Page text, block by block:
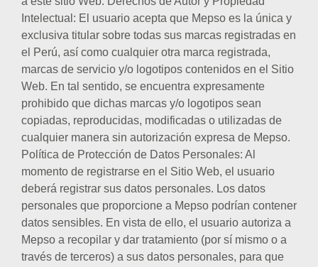
Intelectual: El usuario acepta que Mepso es la única y
exclusiva titular sobre todas sus marcas registradas en
el Perú, así como cualquier otra marca registrada,
marcas de servicio y/o logotipos contenidos en el Sitio
Web. En tal sentido, se encuentra expresamente
prohibido que dichas marcas y/o logotipos sean
copiadas, reproducidas, modificadas o utilizadas de
cualquier manera sin autorización expresa de Mepso.
Política de Protección de Datos Personales: Al
momento de registrarse en el Sitio Web, el usuario
deberá registrar sus datos personales. Los datos
personales que proporcione a Mepso podrían contener
datos sensibles. En vista de ello, el usuario autoriza a
Mepso a recopilar y dar tratamiento (por sí mismo o a
través de terceros) a sus datos personales, para que